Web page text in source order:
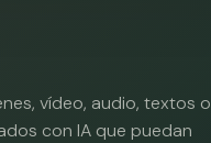
vídeo, audio, textos o
con IA que puedan